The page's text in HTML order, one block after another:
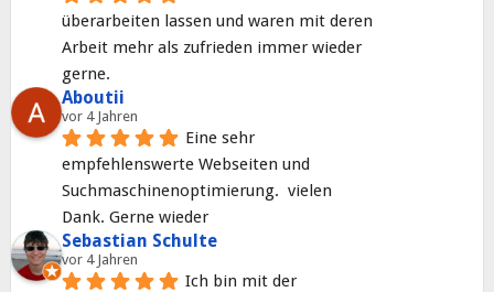
überarbeiten lassen und waren mit deren
Arbeit mehr als zufrieden immer wieder
gerne.
Aboutii
vor 4 Jahren
Eine sehr
empfehlenswerte Webseiten und
Suchmaschinenoptimierung.  vielen
Dank. Gerne wieder
Sebastian Schulte
vor 4 Jahren
Ich bin mit der